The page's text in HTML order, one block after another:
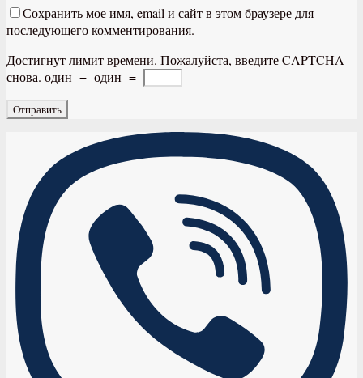
Сохранить мое имя, email и сайт в этом браузере для
последующего комментирования.
Достигнут лимит времени. Пожалуйста, введите CAPTCHA
снова. один − один =